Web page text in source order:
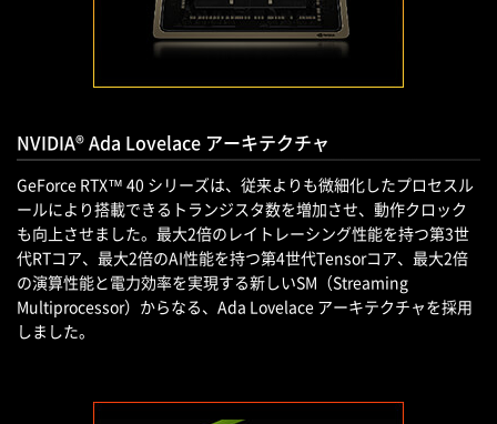
NVIDIA® Ada Lovelace アーキテクチャ
GeForce RTX™ 40 シリーズは、従来よりも微細化したプロセスル
ールにより搭載できるトランジスタ数を増加させ、動作クロック
も向上させました。最大2倍のレイトレーシング性能を持つ第3世
代RTコア、最大2倍のAI性能を持つ第4世代Tensorコア、最大2倍
の演算性能と電力効率を実現する新しいSM（Streaming
Multiprocessor）からなる、Ada Lovelace アーキテクチャを採用
しました。